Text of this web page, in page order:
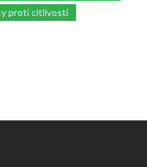
proti citlivosti